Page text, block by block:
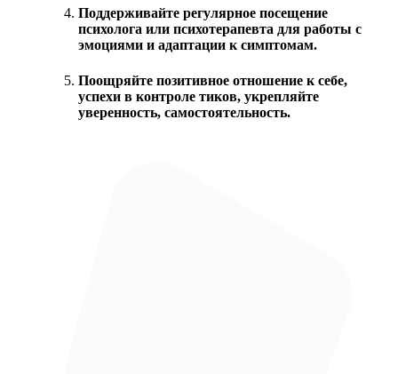
Поддерживайте регулярное посещение
психолога или психотерапевта для работы с
эмоциями и адаптации к симптомам.
Поощряйте позитивное отношение к себе,
успехи в контроле тиков, укрепляйте
уверенность, самостоятельность.